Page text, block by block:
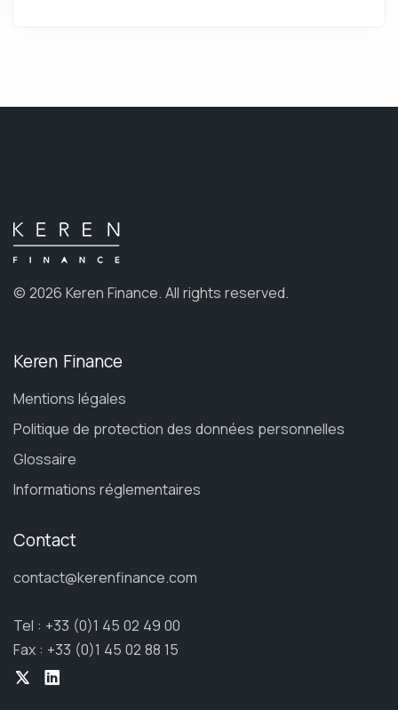
© 2026 Keren Finance. All rights reserved.
Keren Finance
Mentions légales
Politique de protection des données personnelles
Glossaire
Informations réglementaires
Contact
contact@kerenfinance.com
Tel : +33 (0)1 45 02 49 00
Fax : +33 (0)1 45 02 88 15